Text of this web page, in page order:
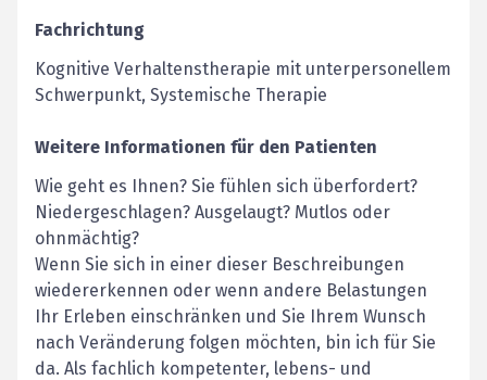
Fachrichtung
Kognitive Verhaltenstherapie mit unterpersonellem
Schwerpunkt, Systemische Therapie
Weitere Informationen für den Patienten
Wie geht es Ihnen? Sie fühlen sich überfordert?
Niedergeschlagen? Ausgelaugt? Mutlos oder
ohnmächtig?
Wenn Sie sich in einer dieser Beschreibungen
wiedererkennen oder wenn andere Belastungen
Ihr Erleben einschränken und Sie Ihrem Wunsch
nach Veränderung folgen möchten, bin ich für Sie
da. Als fachlich kompetenter, lebens- und